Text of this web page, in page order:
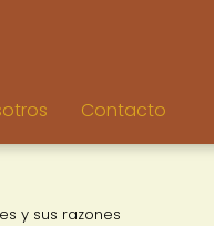
Contacto
y sus razones